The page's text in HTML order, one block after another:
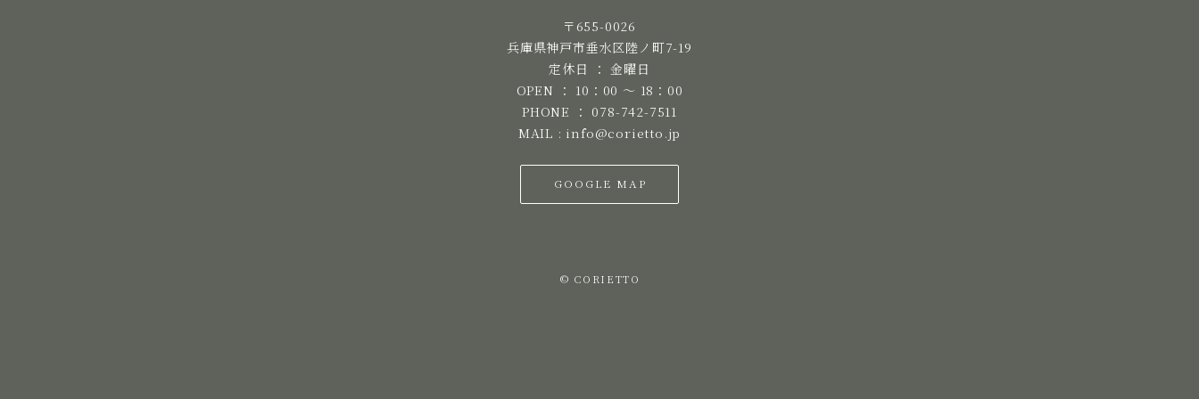
〒655-0026
兵庫県神戸市垂水区陸ノ町7-19
定休日 ： 金曜日
OPEN ： 10：00 ～ 18：00
PHONE ： 078-742-7511
MAIL : info@corietto.jp
GOOGLE MAP
© CORIETTO